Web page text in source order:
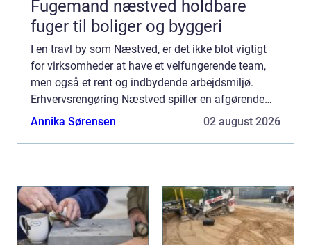
Fugemand næstved holdbare
fuger til boliger og byggeri
I en travl by som Næstved, er det ikke blot vigtigt
for virksomheder at have et velfungerende team,
men også et rent og indbydende arbejdsmiljø.
Erhvervsrengøring Næstved spiller en afgørende
rolle i at sikre, a...
Annika Sørensen 02 august 2026